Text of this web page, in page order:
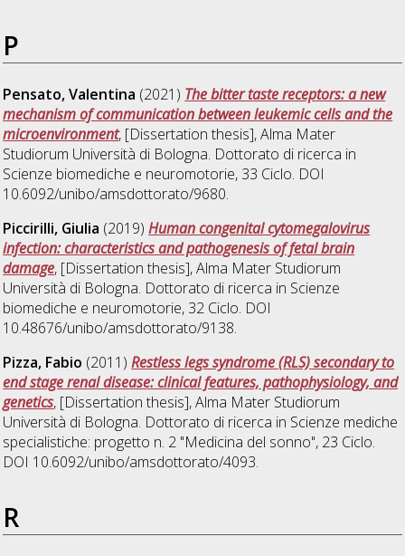
P
Pensato, Valentina (2021) The bitter taste receptors: a new
mechanism of communication between leukemic cells and the
microenvironment, [Dissertation thesis], Alma Mater
Studiorum Università di Bologna. Dottorato di ricerca in
Scienze biomediche e neuromotorie, 33 Ciclo. DOI
10.6092/unibo/amsdottorato/9680.
Piccirilli, Giulia (2019)Human congenital cytomegalovirus
infection: characteristics and pathogenesis of fetal brain
damage, [Dissertation thesis], Alma Mater Studiorum
Università di Bologna. Dottorato di ricerca in Scienze
biomediche e neuromotorie, 32 Ciclo. DOI
10.48676/unibo/amsdottorato/9138.
Pizza, Fabio (2011)Restless legs syndrome (RLS) secondary to
end stage renal disease: clinical features, pathophysiology, and
genetics, [Dissertation thesis], Alma Mater Studiorum
Università di Bologna. Dottorato di ricerca in Scienze mediche
specialistiche: progetto n. 2 "Medicina del sonno", 23 Ciclo.
DOI 10.6092/unibo/amsdottorato/4093.
R